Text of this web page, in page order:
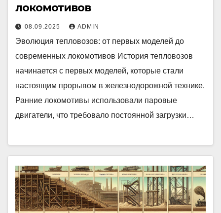
локомотивов
08.09.2025 ADMIN
Эволюция тепловозов: от первых моделей до
современных локомотивов История тепловозов
начинается с первых моделей, которые стали
настоящим прорывом в железнодорожной технике.
Ранние локомотивы использовали паровые
двигатели, что требовало постоянной загрузки…